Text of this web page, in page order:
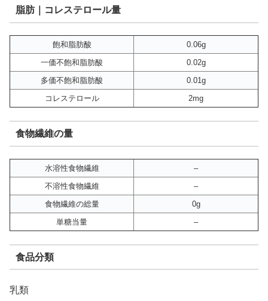
脂肪｜コレステロール量
飽和脂肪酸
0.06g
一価不飽和脂肪酸
0.02g
多価不飽和脂肪酸
0.01g
コレステロール
2mg
食物繊維の量
水溶性食物繊維
–
不溶性食物繊維
–
食物繊維の総量
0g
単糖当量
–
食品分類
乳類